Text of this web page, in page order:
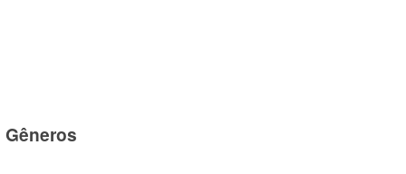
Gêneros